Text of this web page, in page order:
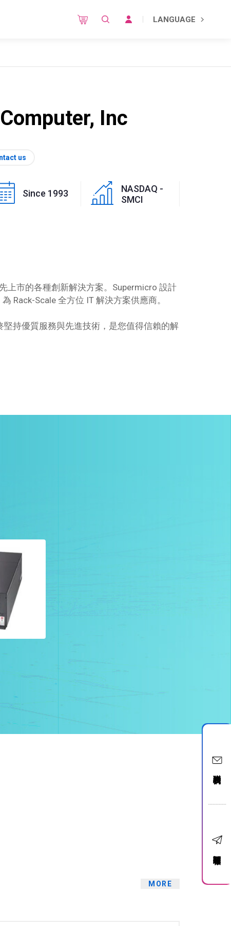
LANGUAGE
Inc
us
Since 1993
NASDAQ -
SMCI
上市的各種創新解決方案。Supermicro 設計
Rack-Scale 全方位 IT 解決方案供應商。
持優質服務與先進技術，是您值得信賴的解
MORE